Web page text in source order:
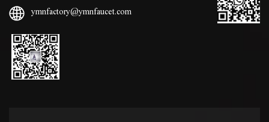
ymnfactory@ymnfaucet.com